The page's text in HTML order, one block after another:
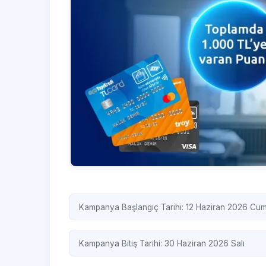
Kampanya Başlangıç Tarihi: 12 Haziran 2026
Kampanya Bitiş Tarihi: 30 Haziran 2026 Salı